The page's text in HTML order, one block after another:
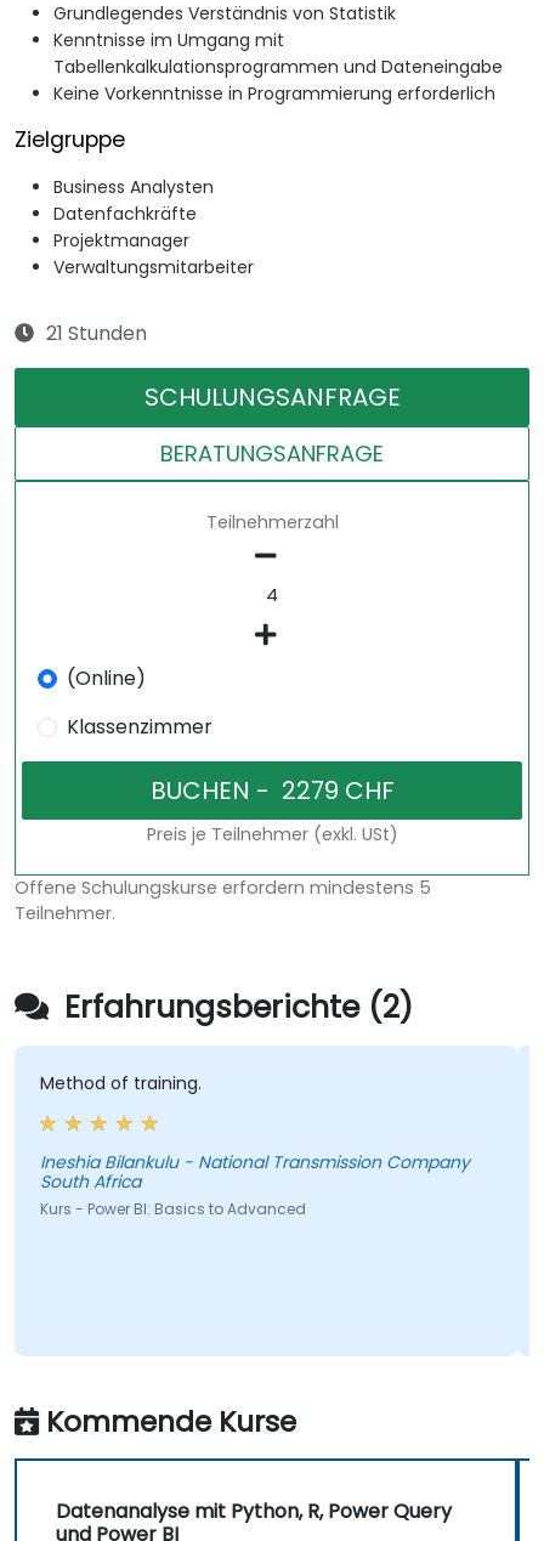
Grundlegendes Verständnis von Statistik
Kenntnisse im Umgang mit
Tabellenkalkulationsprogrammen und Dateneingabe
Keine Vorkenntnisse in Programmierung erforderlich
Zielgruppe
Business Analysten
Datenfachkräfte
Projektmanager
Verwaltungsmitarbeiter
21 Stunden
SCHULUNGSANFRAGE
BERATUNGSANFRAGE
Teilnehmerzahl
(Online)
Klassenzimmer
Preis je Teilnehmer (exkl. USt)
Offene Schulungskurse erfordern mindestens 5
Teilnehmer.
Erfahrungsberichte (2)
of training.
Bilankulu - National Transmission Company
Africa
- Power BI: Basics to Advanced
Kommende Kurse
Datenanalyse mit Python, R, Power Query
und Power BI